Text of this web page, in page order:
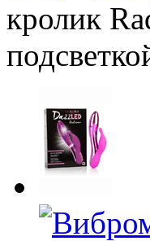
кролик